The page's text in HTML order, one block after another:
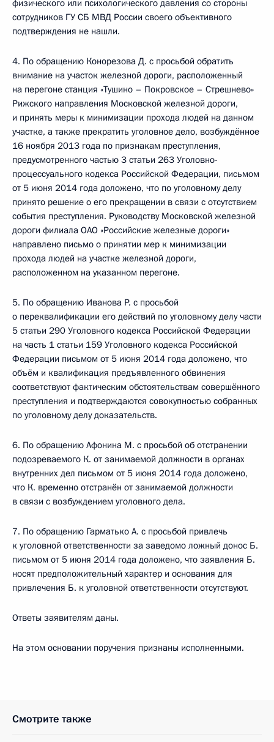
физического или психологического давления со стороны
сотрудников ГУ СБ МВД России своего объективного
подтверждения не нашли.
4. По обращению Конорезова Д. с просьбой обратить
внимание на участок железной дороги, расположенный
на перегоне станция «Тушино – Покровское – Стрешнево»
Рижского направления Московской железной дороги,
и принять меры к минимизации прохода людей на данном
участке, а также прекратить уголовное дело, возбуждённое
16 ноября 2013 года по признакам преступления,
предусмотренного частью 3 статьи 263 Уголовно-
процессуального кодекса Российской Федерации, письмом
от 5 июня 2014 года доложено, что по уголовному делу
принято решение о его прекращении в связи с отсутствием
события преступления. Руководству Московской железной
дороги филиала ОАО «Российские железные дороги»
направлено письмо о принятии мер к минимизации
прохода людей на участке железной дороги,
расположенном на указанном перегоне.
5. По обращению Иванова Р. с просьбой
о переквалификации его действий по уголовному делу части
5 статьи 290 Уголовного кодекса Российской Федерации
на часть 1 статьи 159 Уголовного кодекса Российской
Федерации письмом от 5 июня 2014 года доложено, что
объём и квалификация предъявленного обвинения
соответствуют фактическим обстоятельствам совершённого
преступления и подтверждаются совокупностью собранных
по уголовному делу доказательств.
6. По обращению Афонина М. с просьбой об отстранении
подозреваемого К. от занимаемой должности в органах
внутренних дел письмом от 5 июня 2014 года доложено,
что К. временно отстранён от занимаемой должности
в связи с возбуждением уголовного дела.
7. По обращению Гарматько А. с просьбой привлечь
к уголовной ответственности за заведомо ложный донос Б.
письмом от 5 июня 2014 года доложено, что заявления Б.
носят предположительный характер и основания для
привлечения Б. к уголовной ответственности отсутствуют.
Ответы заявителям даны.
На этом основании поручения признаны исполненными.
Смотрите также